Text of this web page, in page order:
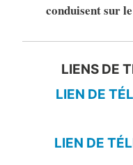
conduisent sur
LIENS DE
LIEN DE
LIEN DE